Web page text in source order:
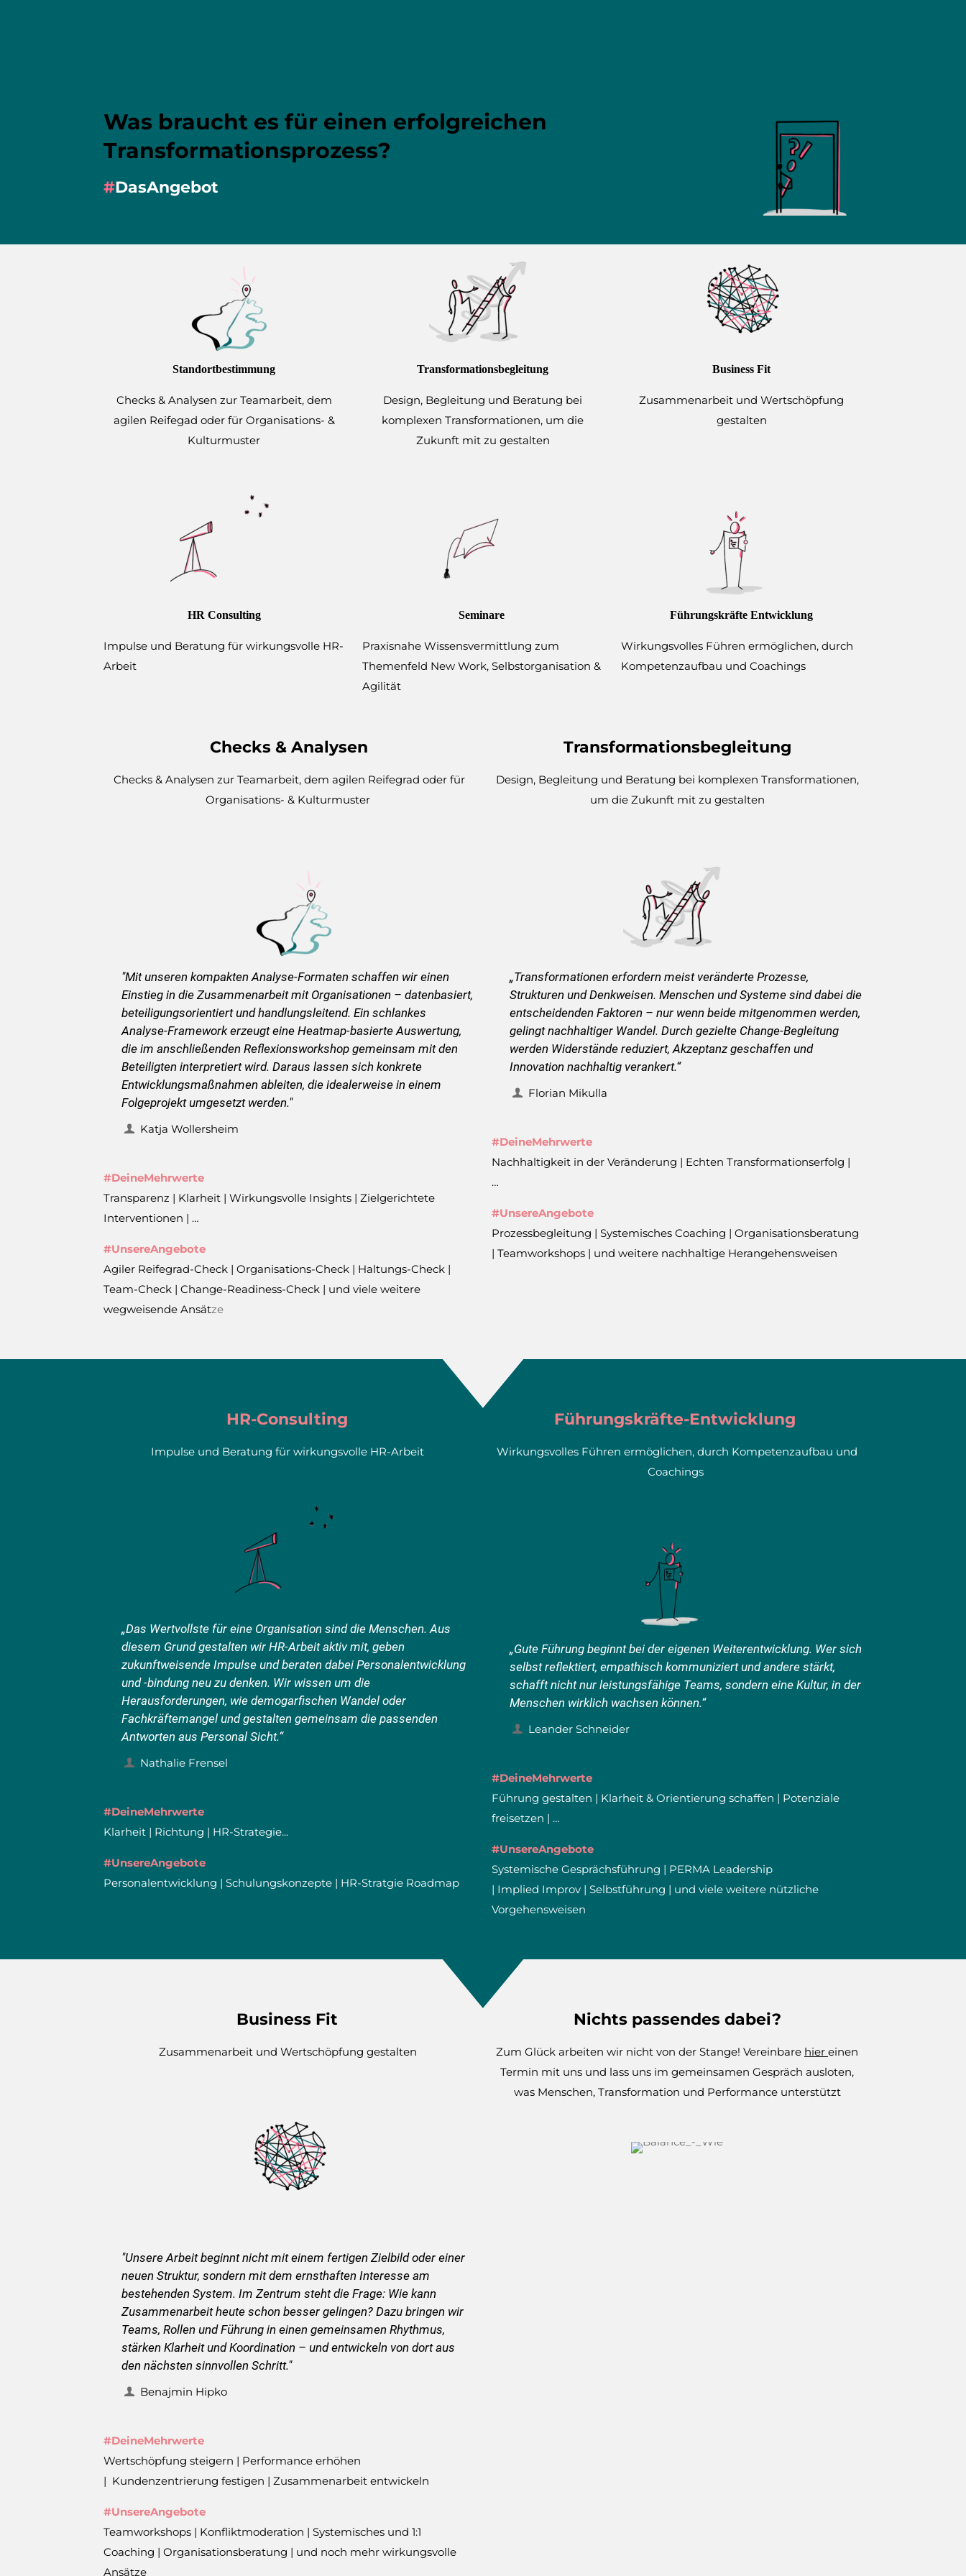
Was braucht es für einen erfolgreichen
Transformations­prozess?
#DasAngebot
Standortbestimmung
Checks & Analysen zur Teamarbeit, dem
agilen Reifegad oder für Organisations- &
Kulturmuster
Transformationsbegleitung
Design, Begleitung und Beratung bei
komplexen Transformationen, um die
Zukunft mit zu gestalten
Business Fit
Zusammenarbeit und Wertschöpfung
gestalten
HR Consulting
Impulse und Beratung für wirkungsvolle HR-
Arbeit
Seminare
Praxisnahe Wissensvermittlung zum
Themenfeld New Work, Selbstorganisation &
Agilität
Führungskräfte Entwicklung
Wirkungsvolles Führen ermöglichen, durch
Kompetenzaufbau und Coachings
Checks & Analysen
Checks & Analysen zur Teamarbeit, dem agilen Reifegrad oder für
Organisations- & Kulturmuster
"Mit unseren kompakten Analyse-Formaten schaffen wir einen
Einstieg in die Zusammenarbeit mit Organisationen – datenbasiert,
beteiligungsorientiert und handlungsleitend. Ein schlankes
Analyse-Framework erzeugt eine Heatmap-basierte Auswertung,
die im anschließenden Reflexionsworkshop gemeinsam mit den
Beteiligten interpretiert wird. Daraus lassen sich konkrete
Entwicklungsmaßnahmen ableiten, die idealerweise in einem
Folgeprojekt umgesetzt werden."
Katja Wollersheim
#DeineMehrwerte
Transparenz | Klarheit | Wirkungsvolle Insights | Zielgerichtete
Interventionen | …
#UnsereAngebote
Agiler Reifegrad-Check | Organisations-Check | Haltungs-Check |
Team-Check | Change-Readiness-Check | und viele weitere
wegweisende Ansätze
Transformationsbegleitung
Design, Begleitung und Beratung bei komplexen Transformationen,
um die Zukunft mit zu gestalten
„Transformationen erfordern meist veränderte Prozesse,
Strukturen und Denkweisen. Menschen und Systeme sind dabei die
entscheidenden Faktoren – nur wenn beide mitgenommen werden,
gelingt nachhaltiger Wandel. Durch gezielte Change-Begleitung
werden Widerstände reduziert, Akzeptanz geschaffen und
Innovation nachhaltig verankert.“
Florian Mikulla
#DeineMehrwerte
Nachhaltigkeit in der Veränderung | Echten Transformationserfolg |
…
#UnsereAngebote
Prozessbegleitung | Systemisches Coaching | Organisationsberatung
| Teamworkshops | und weitere nachhaltige Herangehensweisen
HR-Consulting
Impulse und Beratung für wirkungsvolle HR-Arbeit
„Das Wertvollste für eine Organisation sind die Menschen. Aus
diesem Grund gestalten wir HR-Arbeit aktiv mit, geben
zukunftweisende Impulse und beraten dabei Personalentwicklung
und -bindung neu zu denken. Wir wissen um die
Herausforderungen, wie demogarfischen Wandel oder
Fachkräftemangel und gestalten gemeinsam die passenden
Antworten aus Personal Sicht.“
Nathalie Frensel
#DeineMehrwerte
Klarheit | Richtung | HR-Strategie...
#UnsereAngebote
Personalentwicklung | Schulungskonzepte | HR-Stratgie Roadmap
Führungskräfte-Entwicklung
Wirkungsvolles Führen ermöglichen, durch Kompetenzaufbau und
Coachings
„Gute Führung beginnt bei der eigenen Weiterentwicklung. Wer sich
selbst reflektiert, empathisch kommuniziert und andere stärkt,
schafft nicht nur leistungsfähige Teams, sondern eine Kultur, in der
Menschen wirklich wachsen können.“
Leander Schneider
#DeineMehrwerte
Führung gestalten | Klarheit & Orientierung schaffen | Potenziale
freisetzen | …
#UnsereAngebote
Systemische Gesprächsführung | PERMA Leadership
| Implied Improv | Selbstführung | und viele weitere nützliche
Vorgehensweisen
Business Fit
Zusammenarbeit und Wertschöpfung gestalten
"Unsere Arbeit beginnt nicht mit einem fertigen Zielbild oder einer
neuen Struktur, sondern mit dem ernsthaften Interesse am
bestehenden System. Im Zentrum steht die Frage: Wie kann
Zusammenarbeit heute schon besser gelingen? Dazu bringen wir
Teams, Rollen und Führung in einen gemeinsamen Rhythmus,
stärken Klarheit und Koordination – und entwickeln von dort aus
den nächsten sinnvollen Schritt."
Benajmin Hipko
#DeineMehrwerte
Wertschöpfung steigern | Performance erhöhen
| Kundenzentrierung festigen | Zusammenarbeit entwickeln
#UnsereAngebote
Teamworkshops | Konfliktmoderation | Systemisches und 1:1
Coaching | Organisationsberatung | und noch mehr wirkungsvolle
Ansätze
Nichts passendes dabei?
Zum Glück arbeiten wir nicht von der Stange! Vereinbare hier einen
Termin mit uns und lass uns im gemeinsamen Gespräch ausloten,
was Menschen, Transformation und Performance unterstützt